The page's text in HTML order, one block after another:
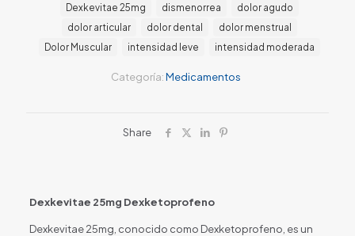
Categoría:Medicamentos
Dexkevitae 25mg
dismenorrea
dolor agudo
dolor articular
dolor dental
dolor menstrual
Dolor Muscular
intensidad leve intensidad moderada
Share
Dexkevitae 25mg Dexketoprofeno
Dexkevitae 25mg, conocido como Dexketoprofeno, es un